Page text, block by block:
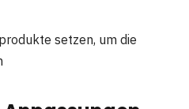
setzen, um die